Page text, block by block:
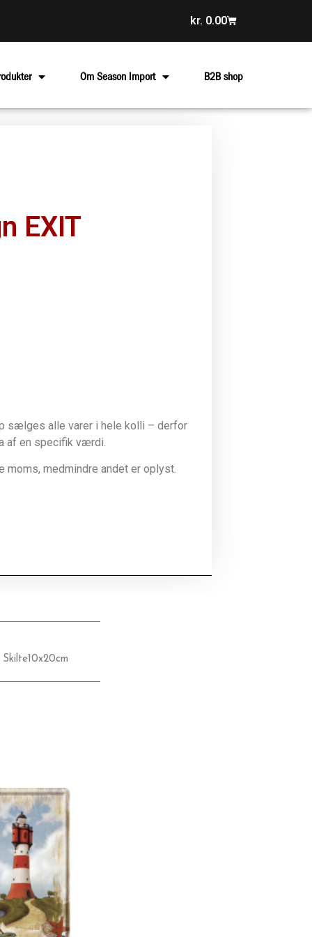
kr. 0.00
Om Season Import B2B shop
EXIT
sælges alle varer i hele kolli – derfor
af en specifik værdi.
medmindre andet er oplyst.
Skilte10x20cm